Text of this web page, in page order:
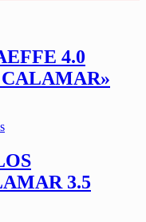
4.0
3.5